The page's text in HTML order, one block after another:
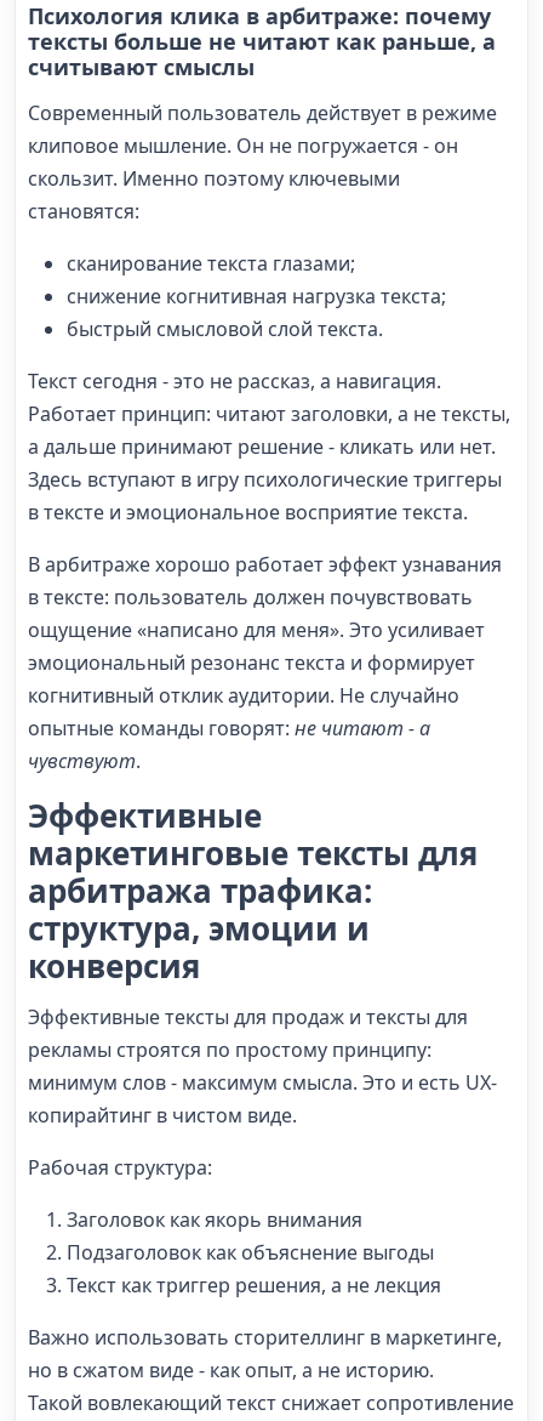
Психология клика в арбитраже: почему
тексты больше не читают как раньше, а
считывают смыслы
Современный пользователь действует в режиме
клиповое мышление. Он не погружается - он
скользит. Именно поэтому ключевыми
становятся:
сканирование текста глазами;
снижение когнитивная нагрузка текста;
быстрый смысловой слой текста.
Текст сегодня - это не рассказ, а навигация.
Работает принцип: читают заголовки, а не тексты,
а дальше принимают решение - кликать или нет.
Здесь вступают в игру психологические триггеры
в тексте и эмоциональное восприятие текста.
В арбитраже хорошо работает эффект узнавания
в тексте: пользователь должен почувствовать
ощущение «написано для меня». Это усиливает
эмоциональный резонанс текста и формирует
когнитивный отклик аудитории. Не случайно
опытные команды говорят: не читают - а
чувствуют.
Эффективные
маркетинговые тексты для
арбитража трафика:
структура, эмоции и
конверсия
Эффективные тексты для продаж и тексты для
рекламы строятся по простому принципу:
минимум слов - максимум смысла. Это и есть UX-
копирайтинг в чистом виде.
Рабочая структура:
Заголовок как якорь внимания
Подзаголовок как объяснение выгоды
Текст как триггер решения, а не лекция
Важно использовать сторителлинг в маркетинге,
но в сжатом виде - как опыт, а не историю.
Такой вовлекающий текст снижает сопротивление